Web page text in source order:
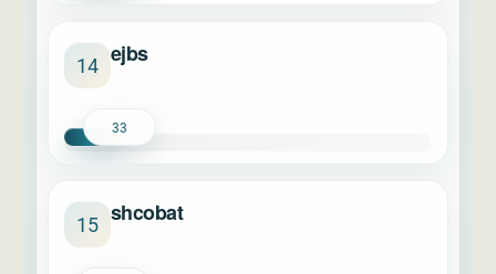
14 ejbs
33
15 shcobat